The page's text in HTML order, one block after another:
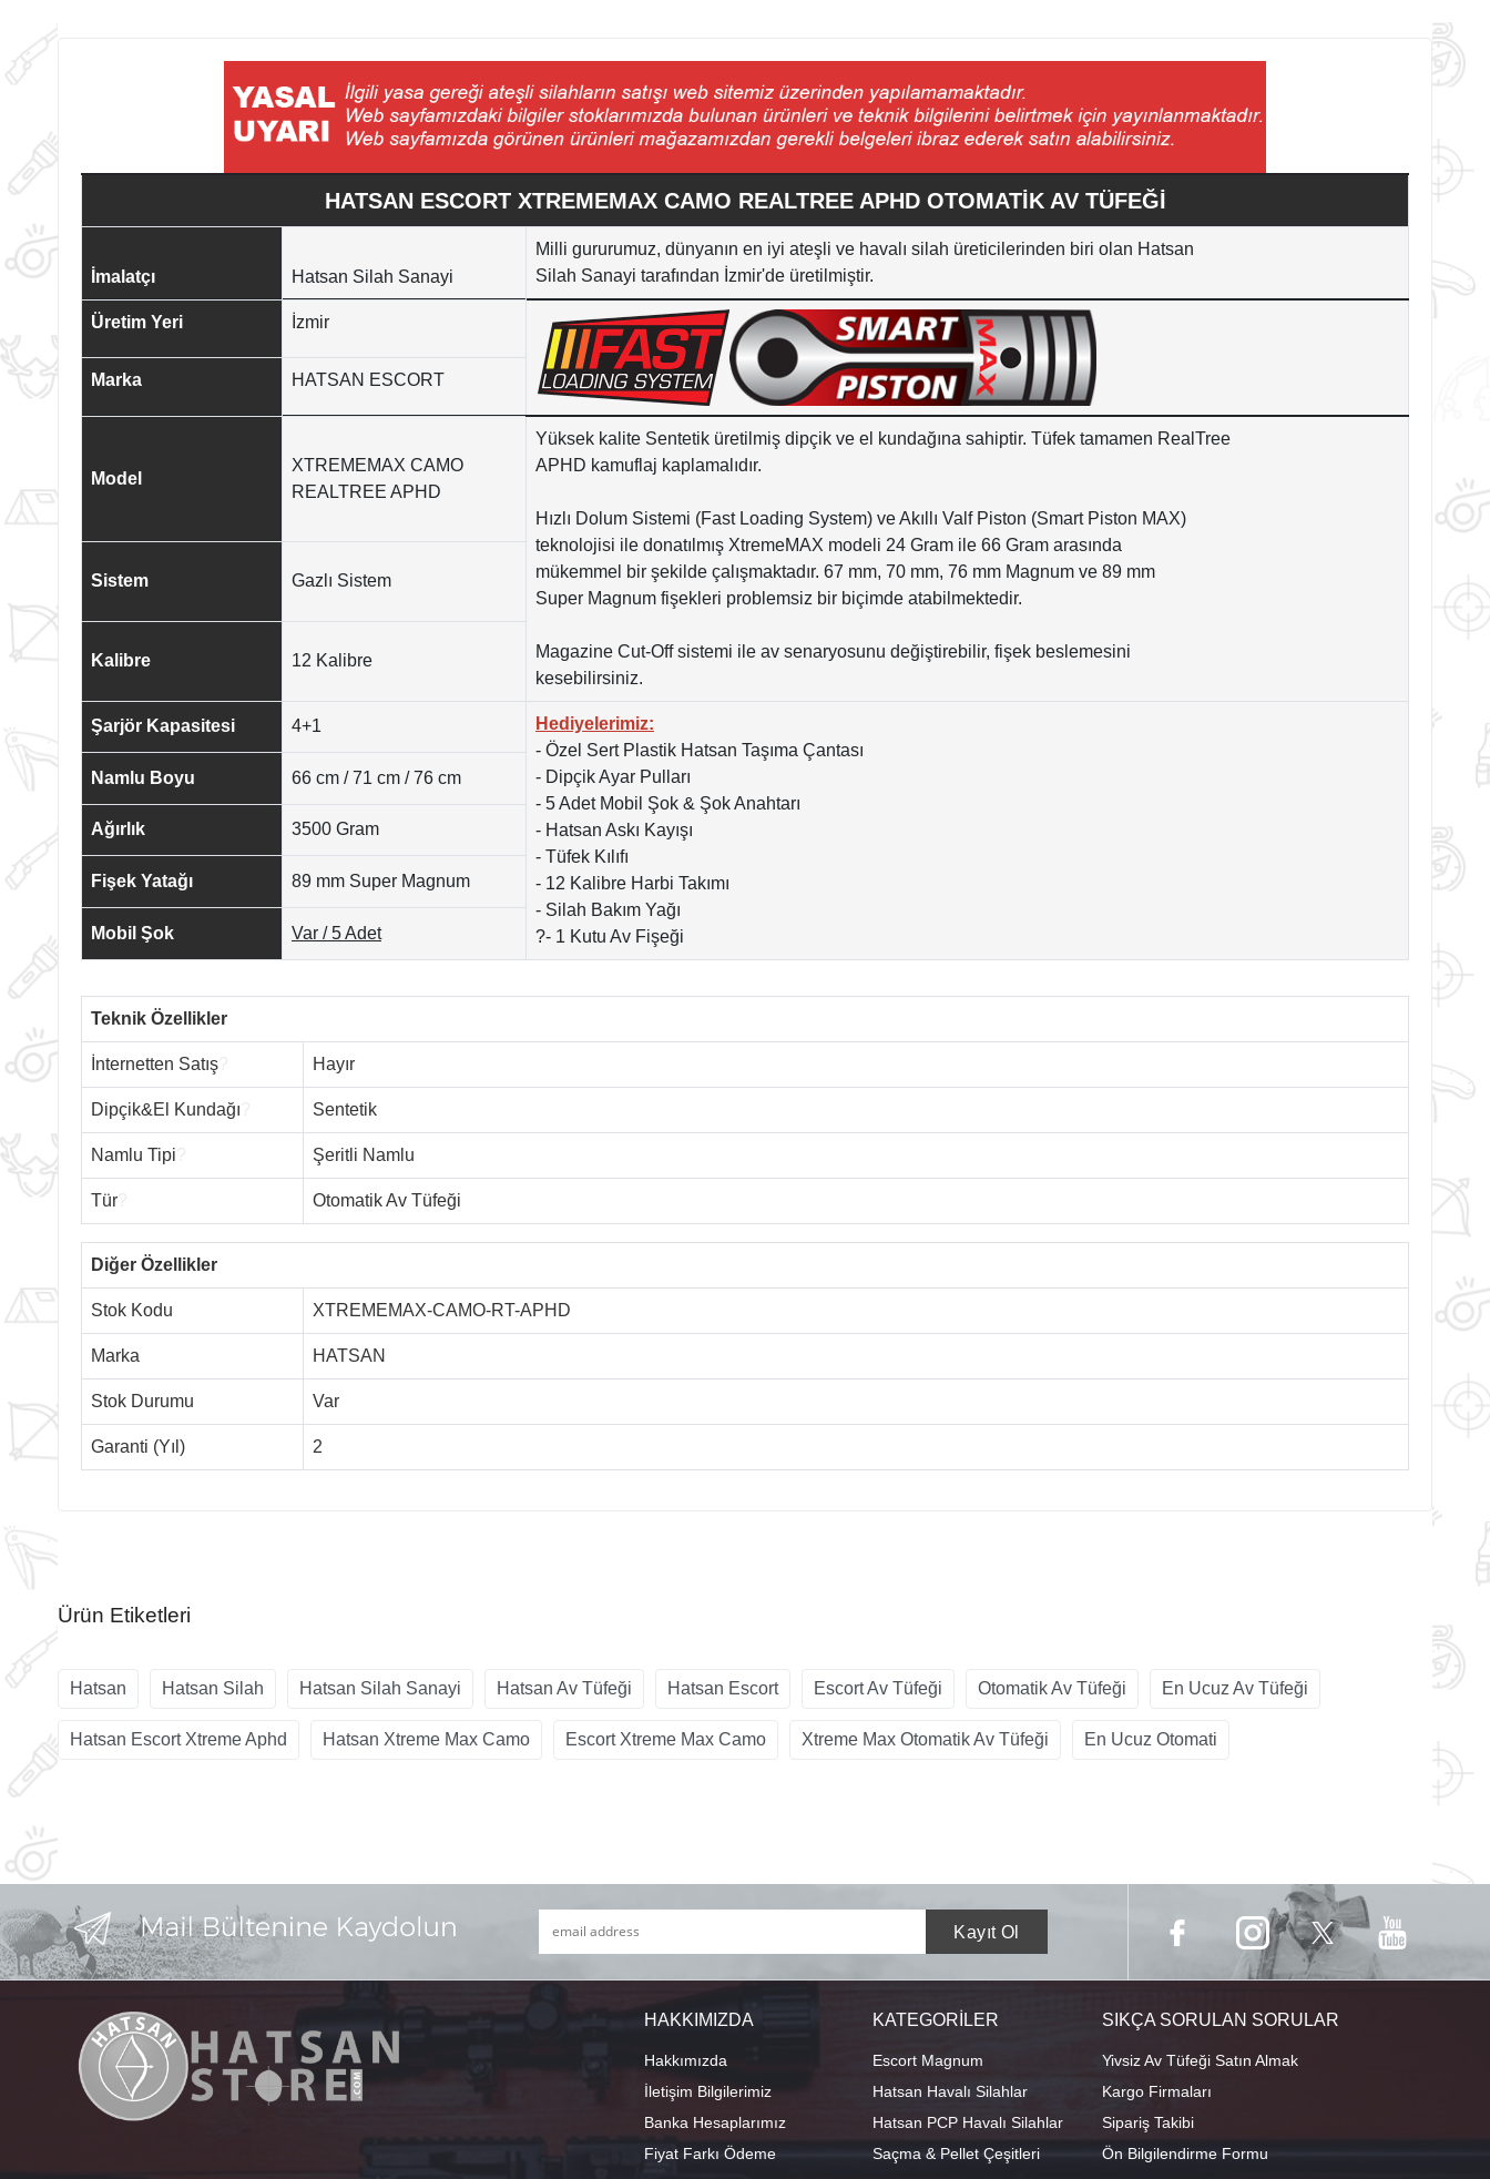
HATSAN ESCORT XTREMEMAX CAMO REALTREE APHD OTOMATİK AV TÜFEĞİ
İmalatçı Hatsan Silah Sanayi
Milli gururumuz, dünyanın en iyi ateşli ve havalı silah üreticilerinden biri olan Hatsan
Silah Sanayi tarafından İzmir'de üretilmiştir.
Üretim Yeri İzmir
Marka HATSAN ESCORT
Model
XTREMEMAX CAMO
REALTREE APHD
Yüksek kalite Sentetik üretilmiş dipçik ve el kundağına sahiptir. Tüfek tamamen RealTree
APHD kamuflaj kaplamalıdır.
Hızlı Dolum Sistemi (Fast Loading System) ve Akıllı Valf Piston (Smart Piston MAX)
teknolojisi ile donatılmış XtremeMAX modeli 24 Gram ile 66 Gram arasında
mükemmel bir şekilde çalışmaktadır. 67 mm, 70 mm, 76 mm Magnum ve 89 mm
Super Magnum fişekleri problemsiz bir biçimde atabilmektedir.
Magazine Cut-Off sistemi ile av senaryosunu değiştirebilir, fişek beslemesini
kesebilirsiniz.
Sistem Gazlı Sistem
Kalibre 12 Kalibre
Şarjör Kapasitesi 4+1
Hediyelerimiz:
- Özel Sert Plastik Hatsan Taşıma Çantası
- Dipçik Ayar Pulları
- 5 Adet Mobil Şok & Şok Anahtarı
- Hatsan Askı Kayışı
- Tüfek Kılıfı
- 12 Kalibre Harbi Takımı
- Silah Bakım Yağı
?- 1 Kutu Av Fişeği
Namlu Boyu 66 cm / 71 cm / 76 cm
Ağırlık 3500 Gram
Fişek Yatağı 89 mm Super Magnum
Mobil Şok Var / 5 Adet
Teknik Özellikler
İnternetten Satış Hayır
Dipçik&El Kundağı Sentetik
Namlu Tipi Şeritli Namlu
Tür Otomatik Av Tüfeği
Diğer Özellikler
Stok Kodu XTREMEMAX-CAMO-RT-APHD
Marka HATSAN
Stok Durumu Var
Garanti (Yıl) 2
Ürün Etiketleri
Hatsan Hatsan Silah Hatsan Silah Sanayi Hatsan Av Tüfeği Hatsan Escort Escort Av Tüfeği Otomatik Av Tüfeği En Ucuz Av Tüfeği
Hatsan Escort Xtreme Aphd Hatsan Xtreme Max Camo Escort Xtreme Max Camo Xtreme Max Otomatik Av Tüfeği En Ucuz Otomati
HAKKIMIZDA
Hakkımızda
İletişim Bilgilerimiz
Banka Hesaplarımız
Fiyat Farkı Ödeme
KATEGORİLER
Escort Magnum
Hatsan Havalı Silahlar
Hatsan PCP Havalı Silahlar
Saçma & Pellet Çeşitleri
SIKÇA SORULAN SORULAR
Yivsiz Av Tüfeği Satın Almak
Kargo Firmaları
Sipariş Takibi
Ön Bilgilendirme Formu